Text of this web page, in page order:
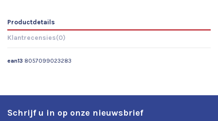
Productdetails
Klantrecensies(0)
ean13 8057099023283
Schrijf u in op onze nieuwsbrief